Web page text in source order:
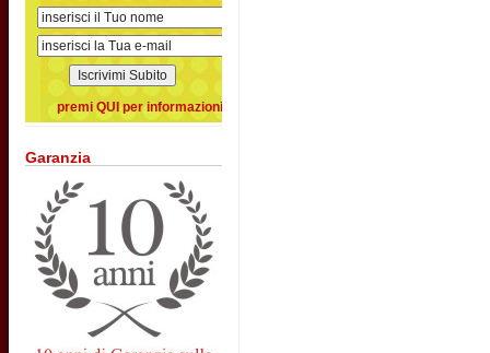
premi QUI per informazioni
Garanzia